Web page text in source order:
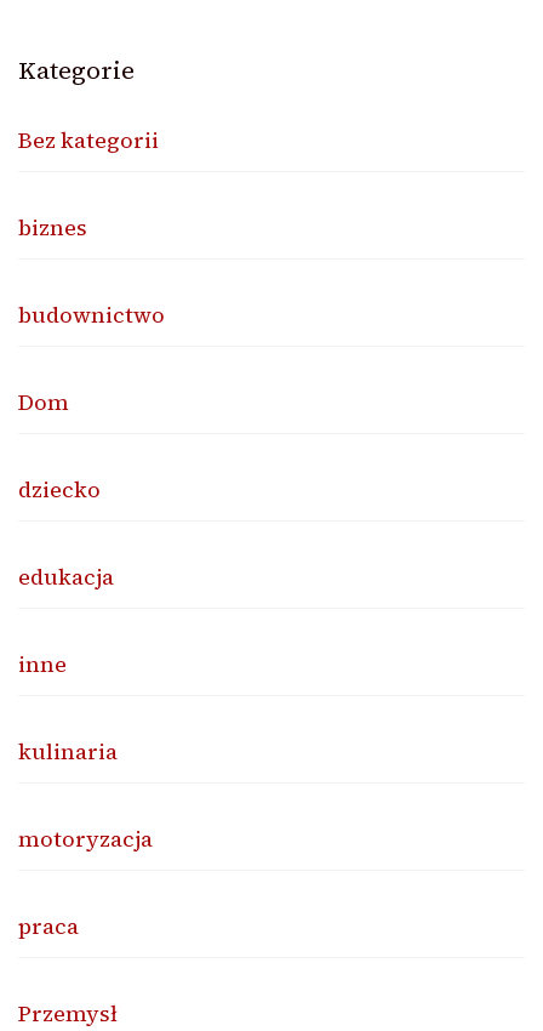
Kategorie
Bez kategorii
biznes
budownictwo
Dom
dziecko
edukacja
inne
kulinaria
motoryzacja
praca
Przemysł